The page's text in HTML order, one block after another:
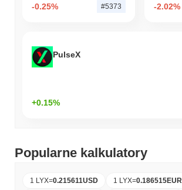
-0.25% #5373 -2.02%
PulseX
+0.15%
Popularne kalkulatory
1 LYX=0.215611USD 1 LYX=0.186515EUR